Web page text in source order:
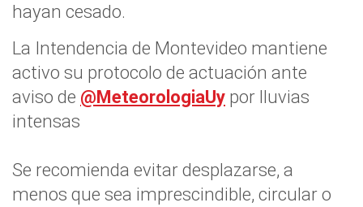
hayan cesado.
La Intendencia de Montevideo mantiene
activo su protocolo de actuación ante
aviso de @MeteorologiaUy por lluvias
intensas
Se recomienda evitar desplazarse, a
menos que sea imprescindible, circular o